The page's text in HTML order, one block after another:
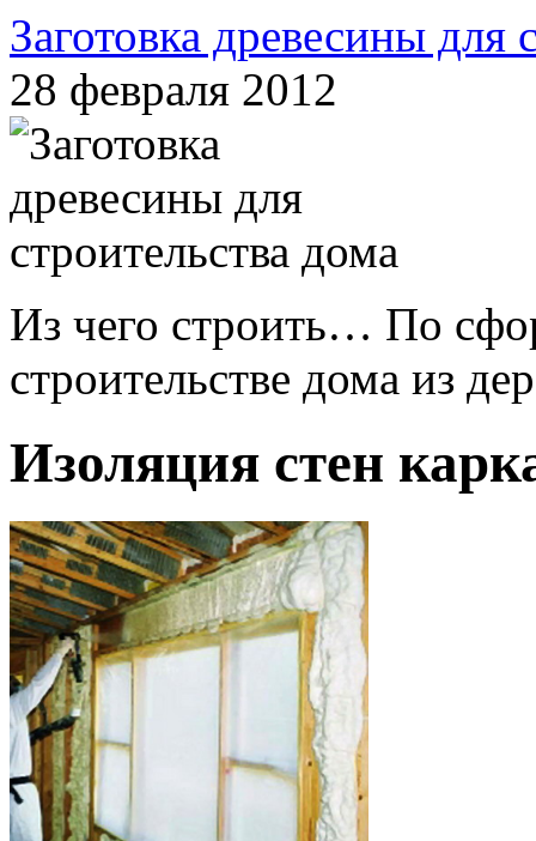
Заготовка древесины для
28 февраля 2012
Из чего строить… По
строительстве дома из
Изоляция стен